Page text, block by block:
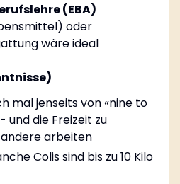
(EBA)
oder
wäre ideal
mal jenseits von «nine to
und die Freizeit zu
arbeiten
Colis sind bis zu 10 Kilo